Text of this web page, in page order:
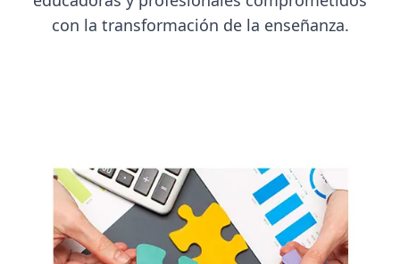
con la transformación de la enseñanza.